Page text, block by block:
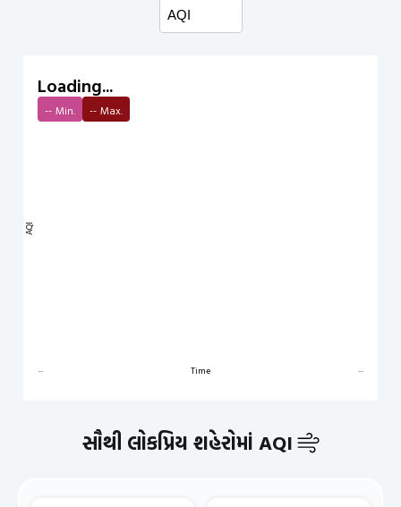
Loading...
-- Min. -- Max.
AQI
-- Time --
સૌથી લોકપ્રિય શહેરોમાં AQI